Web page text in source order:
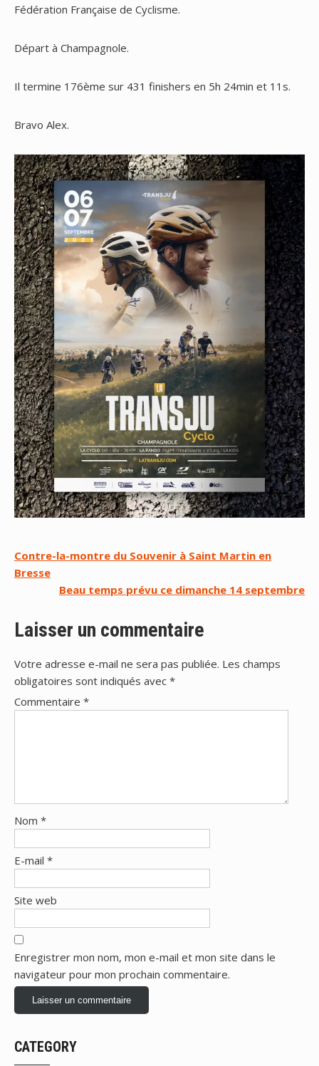
Fédération Française de Cyclisme.
Départ à Champagnole.
Il termine 176ème sur 431 finishers en 5h 24min et 11s.
Bravo Alex.
Navigation
de
l’article
Contre-la-montre du Souvenir à Saint Martin en
Bresse
Beau temps prévu ce dimanche 14 septembre
Laisser un commentaire
Votre adresse e-mail ne sera pas publiée. Les champs
obligatoires sont indiqués avec *
Commentaire *
Nom *
E-mail *
Site web
Enregistrer mon nom, mon e-mail et mon site dans le
navigateur pour mon prochain commentaire.
CATEGORY